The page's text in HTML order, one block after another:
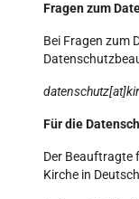
Fragen zum
Bei Fragen zum
Für die
Der Beauftragte
Kirche in